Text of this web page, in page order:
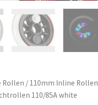
Rollen / 110mm Inline Rollen
110/85A white